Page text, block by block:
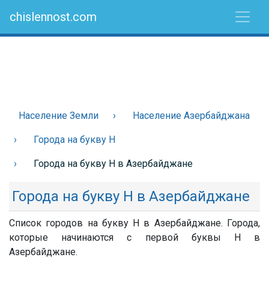
chislennost.com
Население Земли Население Азербайджана
Города на букву Н
Города на букву Н в Азербайджане
Города на букву Н в Азербайджане
Список городов на букву Н в Азербайджане. Города,
которые начинаются с первой буквы Н в
Азербайджане.